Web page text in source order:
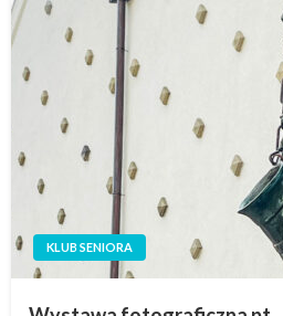
KLUB SENIORA